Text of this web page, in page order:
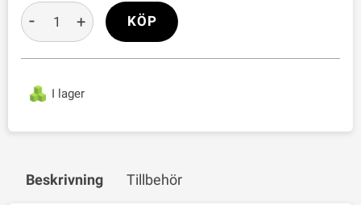
I lager
- + KÖP
Beskrivning Tillbehör